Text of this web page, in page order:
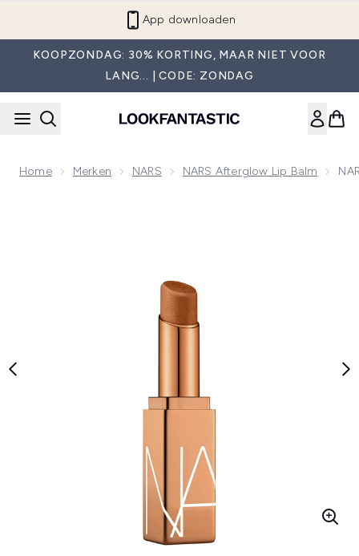
App downloaden
KOOPZONDAG: 30% KORTING, MAAR NIET VOOR
LANG... | CODE: ZONDAG
Home Merken NARS NARS Afterglow Lip Balm